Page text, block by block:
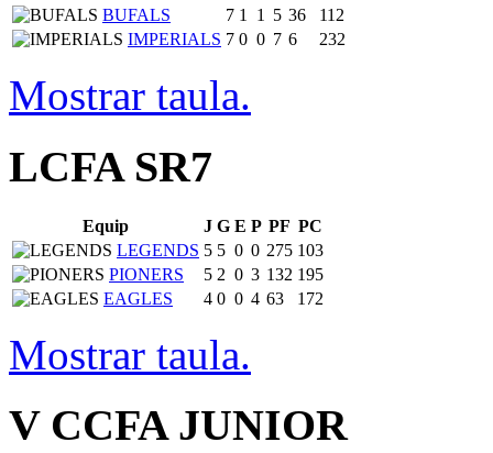
BUFALS
7 1 1 5 36
112
IMPERIALS 7 0 0 7 6 232
Mostrar taula.
LCFA SR7
Equip J G E P PF PC
LEGENDS 5 5 0 0 275 103
PIONERS
5 2 0 3 132 195
EAGLES
4 0 0 4 63 172
Mostrar taula.
V CCFA JUNIOR